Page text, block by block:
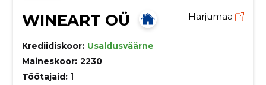
WINEART OÜ Harjumaa
Krediidiskoor: Usaldusväärne
Maineskoor: 2230
Töötajaid: 1